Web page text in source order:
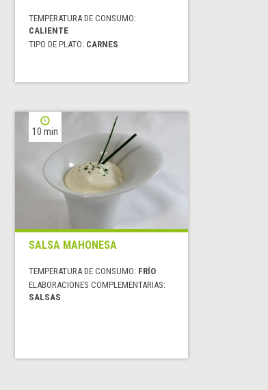
TEMPERATURA DE CONSUMO:
CALIENTE
TIPO DE PLATO: CARNES
10 min
SALSA MAHONESA
TEMPERATURA DE CONSUMO: FRÍO
ELABORACIONES COMPLEMENTARIAS:
SALSAS